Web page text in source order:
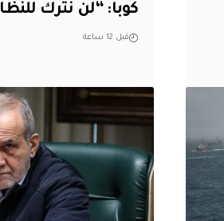
كوبا: “لن نترك
قبل 12 ساعة